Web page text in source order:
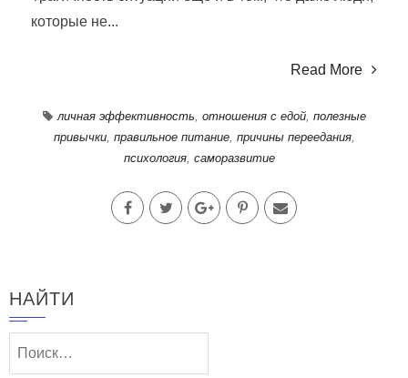
которые не...
Read More
личная эффективность, отношения с едой, полезные
привычки, правильное питание, причины переедания,
психология, саморазвитие
НАЙТИ
Найти: